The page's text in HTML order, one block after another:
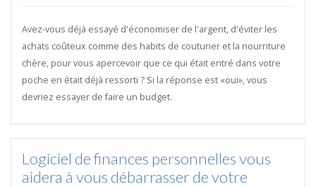
Avez-vous déjà essayé d'économiser de l'argent, d'éviter les
achats coûteux comme des habits de couturier et la nourriture
chère, pour vous apercevoir que ce qui était entré dans votre
poche en était déjà ressorti ? Si la réponse est «oui», vous
devriez essayer de faire un budget.
Logiciel de finances personnelles vous
aidera à vous débarrasser de votre